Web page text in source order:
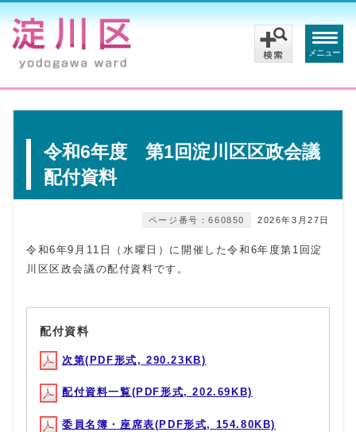
メニュー
令和6年度 第1回淀川区区政会議
配付資料
2026年3月27日
ページ番号：660850
令和6年9月11日（水曜日）に開催した令和6年度第1回淀
川区区政会議の配付資料です。
配付資料
次第(PDF形式, 290.23KB)
配付資料一覧(PDF形式, 202.69KB)
委員名簿・座席表(PDF形式, 154.80KB)